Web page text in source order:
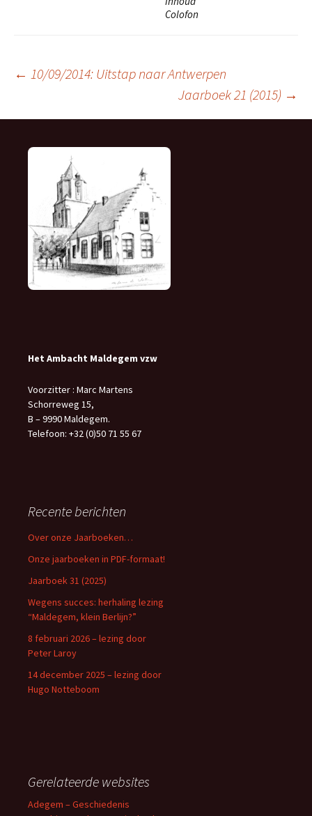
Colofon
Berichtnavigatie
← 10/09/2014: Uitstap naar Antwerpen
Jaarboek 21 (2015) →
Het Ambacht Maldegem vzw
Voorzitter : Marc Martens
Schorreweg 15,
B – 9990 Maldegem.
Telefoon: +32 (0)50 71 55 67
Recente berichten
Over onze Jaarboeken…
Onze jaarboeken in PDF-formaat!
Jaarboek 31 (2025)
Wegens succes: herhaling lezing
“Maldegem, klein Berlijn?”
8 februari 2026 – lezing door
Peter Laroy
14 december 2025 – lezing door
Hugo Notteboom
Gerelateerde websites
Adegem – Geschiedenis